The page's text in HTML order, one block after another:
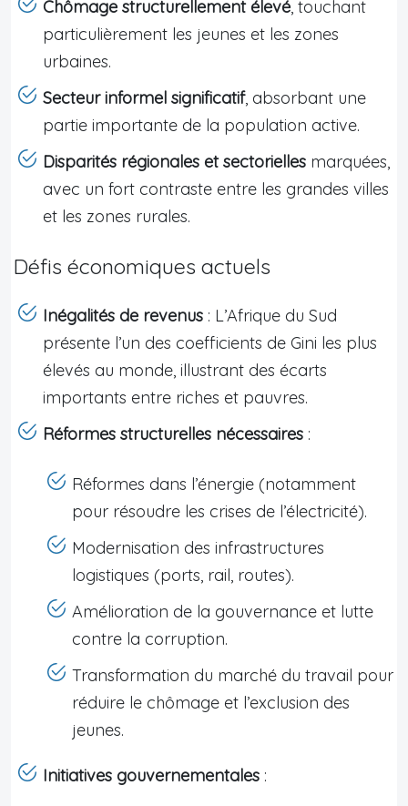
Chômage structurellement élevé, touchant
particulièrement les jeunes et les zones
urbaines.
Secteur informel significatif, absorbant une
partie importante de la population active.
Disparités régionales et sectorielles marquées,
avec un fort contraste entre les grandes villes
et les zones rurales.
Défis économiques actuels
Inégalités de revenus : L’Afrique du Sud
présente l’un des coefficients de Gini les plus
élevés au monde, illustrant des écarts
importants entre riches et pauvres.
Réformes structurelles nécessaires :
Réformes dans l’énergie (notamment
pour résoudre les crises de l’électricité).
Modernisation des infrastructures
logistiques (ports, rail, routes).
Amélioration de la gouvernance et lutte
contre la corruption.
Transformation du marché du travail pour
réduire le chômage et l’exclusion des
jeunes.
Initiatives gouvernementales :